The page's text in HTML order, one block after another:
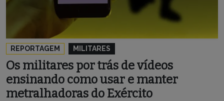
REPORTAGEM MILITARES
Os militares por trás de vídeos
ensinando como usar e manter
metralhadoras do Exército